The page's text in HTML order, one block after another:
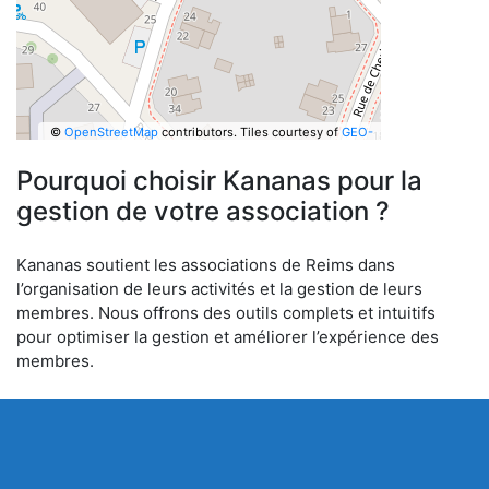
© OpenStreetMapcontributors. Tiles courtesy ofGEO-
Pourquoi choisir Kananas pour la
gestion de votre association ?
Kananas soutient les associations de Reims dans
l’organisation de leurs activités et la gestion de leurs
membres. Nous offrons des outils complets et intuitifs
pour optimiser la gestion et améliorer l’expérience des
membres.